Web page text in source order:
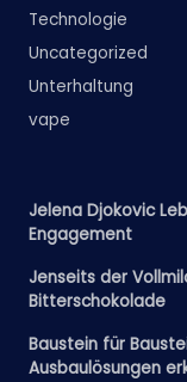
Technologie
Uncategorized
Unterhaltung
vape
Jelena Djokovic
Engagement
Jenseits der
Bitterschokolade
Baustein für
Ausbaulösungen